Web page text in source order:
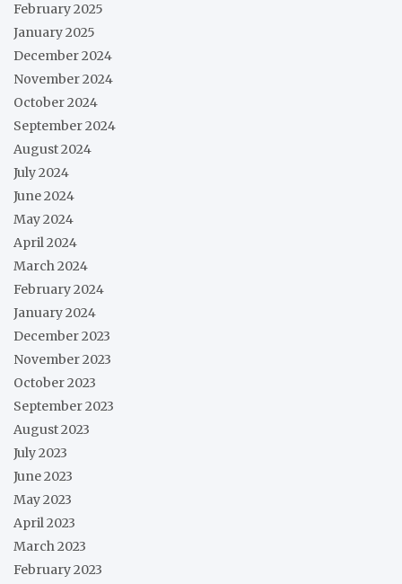
February 2025
January 2025
December 2024
November 2024
October 2024
September 2024
August 2024
July 2024
June 2024
May 2024
April 2024
March 2024
February 2024
January 2024
December 2023
November 2023
October 2023
September 2023
August 2023
July 2023
June 2023
May 2023
April 2023
March 2023
February 2023